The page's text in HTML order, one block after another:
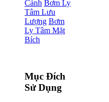
Cánh Bơm Ly
Tâm Lưu
Lượng Bơm
Ly Tâm Mặt
Bích
Mục Đích
Sử Dụng